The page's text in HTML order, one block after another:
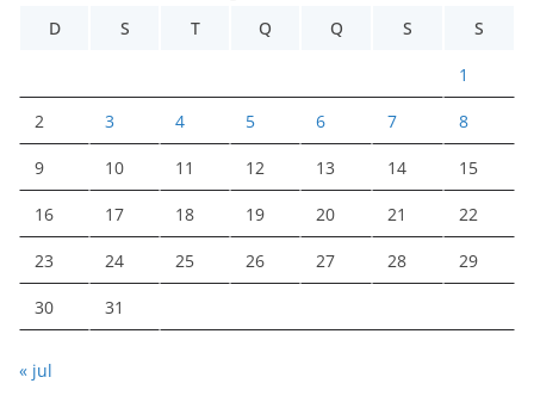
D
S T Q Q S S
1
2 3 4 5 6 7 8
9 10 11 12 13 14 15
16 17 18 19 20 21 22
23 24 25 26 27 28 29
30 31
« jul